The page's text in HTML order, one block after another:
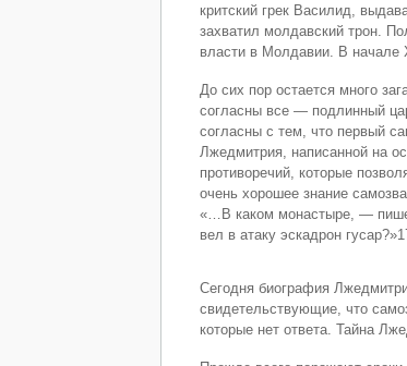
критский грек Василид,
захватил молдавский трон.
власти в Молдавии. В начале
До сих пор остается много
согласны все — подлинный
согласны с тем, что первый
Лжедмитрия, написанной на
противоречий, которые
очень хорошее знание
«…В каком монастыре, —
вел в атаку эскадрон
Сегодня биография
свидетельствующие, что
которые нет ответа. Тайна